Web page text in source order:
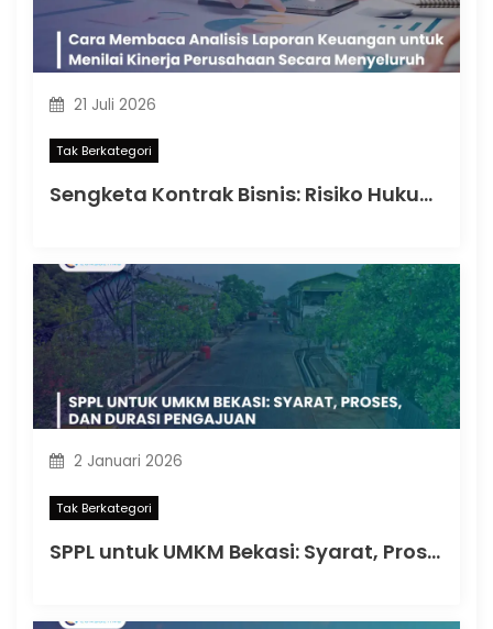
21 Juli 2026
Tak Berkategori
Sengketa Kontrak Bisnis: Risiko Hukum yang Dapat Memengaruhi Keberlangsungan Perusahaan
2 Januari 2026
Tak Berkategori
SPPL untuk UMKM Bekasi: Syarat, Proses, dan Durasi Pengajuan